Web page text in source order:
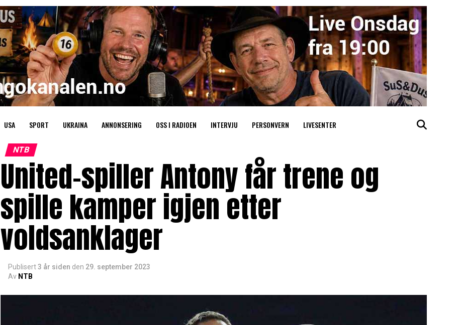
USA SPORT UKRAINA ANNONSERING OSS I RADIOEN INTERVJU PERSONVERN LIVESENTER
NTB
United-spiller Antony får trene og
spille kamper igjen etter
voldsanklager
Publisert3 år siden den 29. september 2023
Av NTB